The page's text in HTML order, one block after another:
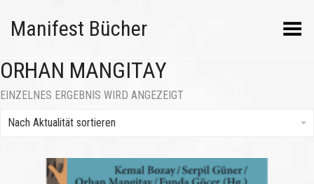
Manifest Bücher Menü umschalten
ORHAN MANGITAY
EINZELNES ERGEBNIS WIRD ANGEZEIGT
Nach Aktualität sortieren